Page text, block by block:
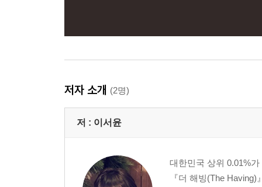
저자 소개 (2명)
저 : 이서윤
대한민국 상위 0.01%
『더 해빙(The